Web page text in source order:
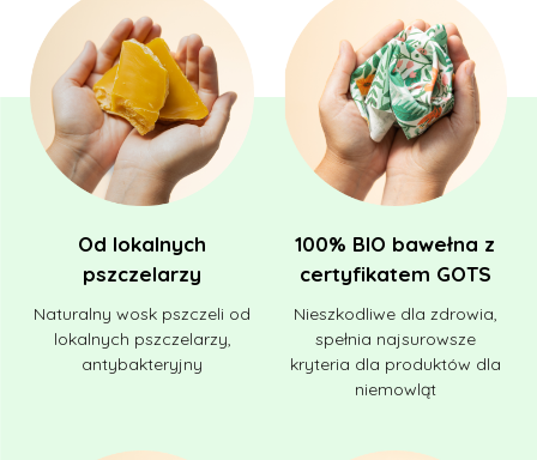
Od lokalnych
pszczelarzy
Naturalny wosk pszczeli od
lokalnych pszczelarzy,
antybakteryjny
100% BIO bawełna z
certyfikatem GOTS
Nieszkodliwe dla zdrowia,
spełnia najsurowsze
kryteria dla produktów dla
niemowląt